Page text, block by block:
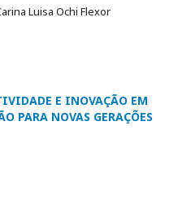
Luisa Ochi Flexor
E INOVAÇÃO EM
PARA NOVAS GERAÇÕES